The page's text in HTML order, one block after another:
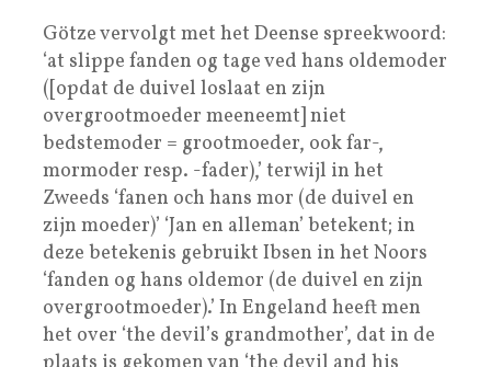
Götze vervolgt met het Deense spreekwoord:
‘at slippe fanden og tage ved hans oldemoder
([opdat de duivel loslaat en zijn
overgrootmoeder meeneemt] niet
bedstemoder = grootmoeder, ook far-,
mormoder resp. -fader),’ terwijl in het
Zweeds ‘fanen och hans mor (de duivel en
zijn moeder)’ ‘Jan en alleman’ betekent; in
deze betekenis gebruikt Ibsen in het Noors
‘fanden og hans oldemor (de duivel en zijn
overgrootmoeder).’ In Engeland heeft men
het over ‘the devil’s grandmother’, dat in de